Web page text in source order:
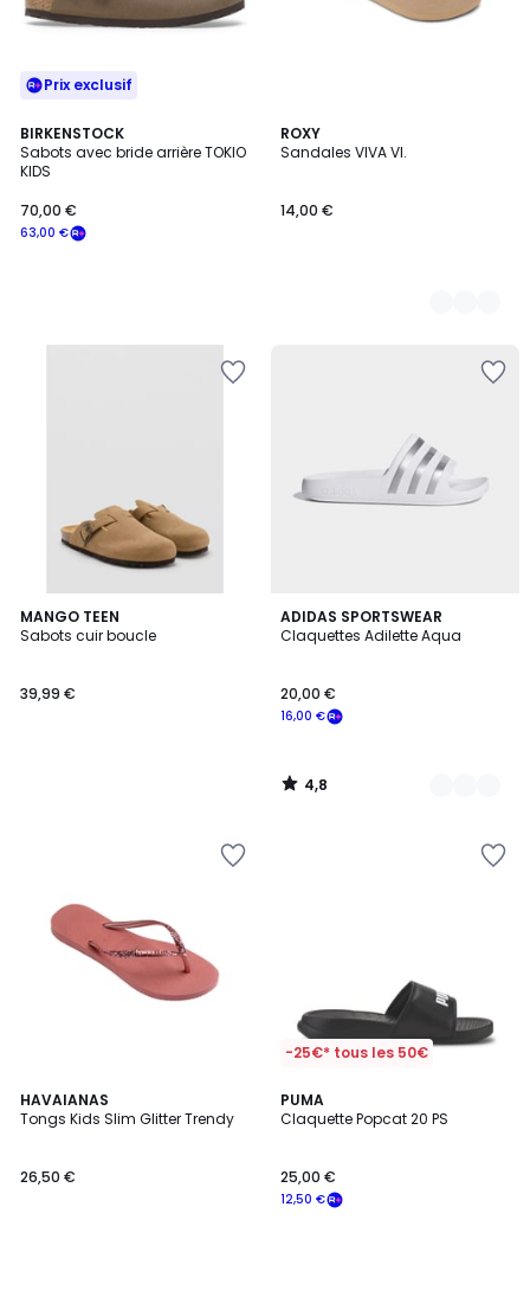
Prix exclusif
BIRKENSTOCK
Sabots avec bride arrière TOKIO
KIDS
63,00 €
70,00 €
ROXY
Sandales VIVA VI.
14,00 €
3
Couleurs
MANGO TEEN
Sabots cuir boucle
39,99 €
ADIDAS SPORTSWEAR
Claquettes Adilette Aqua
16,00 €
20,00 €
4,8
/ 5
4
Couleurs
4,8
/
HAVAIANAS
Tongs Kids Slim Glitter Trendy
26,50 €
-25€* tous les 50€
PUMA
Claquette Popcat 20 PS
12,50 €
25,00 €